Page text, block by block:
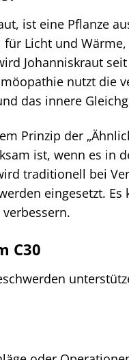
ist eine Pflanze
Licht und
Johanniskraut
nutzt die
das innere
Prinzip der
ist, wenn es in
traditionell bei
eingesetzt.
C30